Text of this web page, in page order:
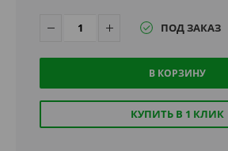
ПОД ЗАКАЗ
В КОРЗИНУ
КУПИТЬ В 1 КЛИК